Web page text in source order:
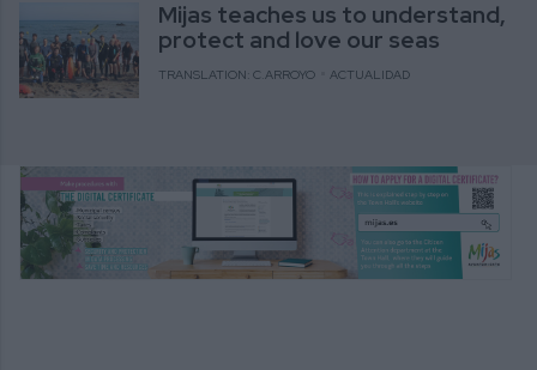
Mijas teaches us to understand,
protect and love our seas
TRANSLATION: C.ARROYO ACTUALIDAD